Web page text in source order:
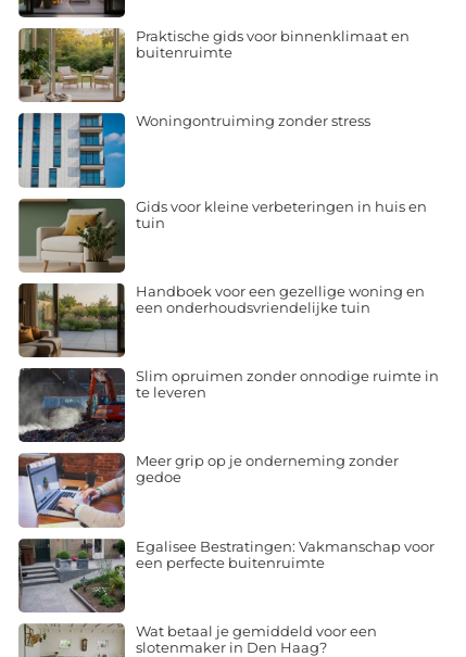
Praktische gids voor binnenklimaat en
buitenruimte
Woningontruiming zonder stress
Gids voor kleine verbeteringen in huis en
tuin
Handboek voor een gezellige woning en
een onderhoudsvriendelijke tuin
Slim opruimen zonder onnodige ruimte in
te leveren
Meer grip op je onderneming zonder
gedoe
Egalisee Bestratingen: Vakmanschap voor
een perfecte buitenruimte
Wat betaal je gemiddeld voor een
slotenmaker in Den Haag?